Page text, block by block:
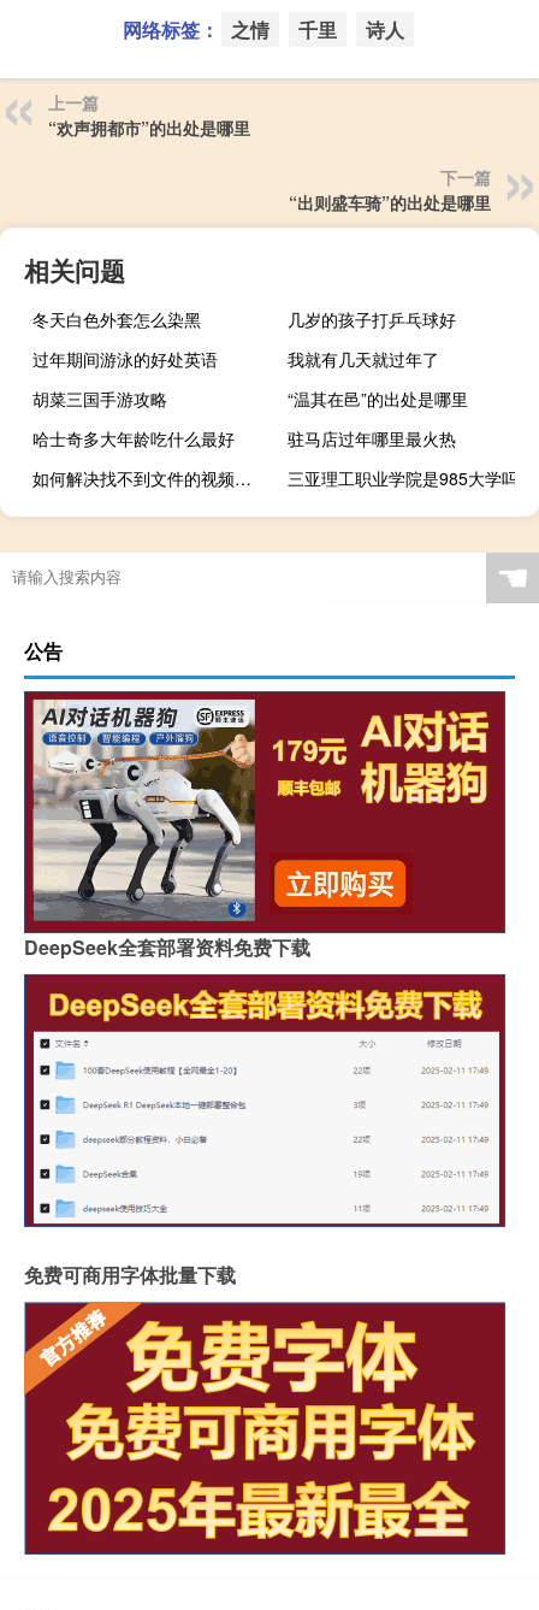
网络标签： 之情 千里 诗人
上一篇
“欢声拥都市”的出处是哪里
下一篇
“出则盛车骑”的出处是哪里
相关问题
冬天白色外套怎么染黑
几岁的孩子打乒乓球好
过年期间游泳的好处英语
我就有几天就过年了
胡菜三国手游攻略
“温其在邑”的出处是哪里
哈士奇多大年龄吃什么最好
驻马店过年哪里最火热
如何解决找不到文件的视频提示
三亚理工职业学院是985大学吗
☚
公告
DeepSeek全套部署资料免费下载
免费可商用字体批量下载